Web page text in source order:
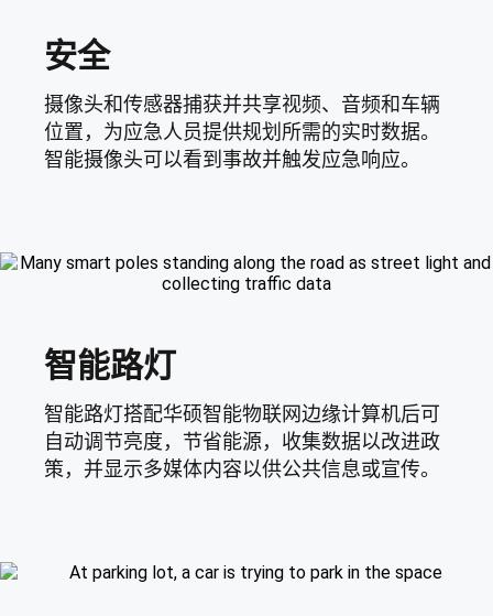
安全
摄像头和传感器捕获并共享视频、音频和车辆
位置，为应急人员提供规划所需的实时数据。
智能摄像头可以看到事故并触发应急响应。
智能路灯
智能路灯搭配华硕智能物联网边缘计算机后可
自动调节亮度，节省能源，收集数据以改进政
策，并显示多媒体内容以供公共信息或宣传。